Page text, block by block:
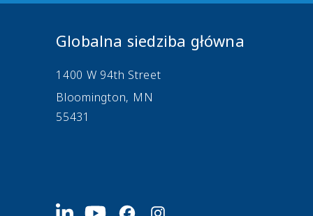
Globalna siedziba główna
1400 W 94th Street
Bloomington, MN
55431